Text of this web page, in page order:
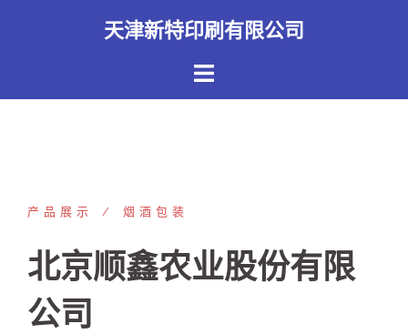
天津新特印刷有限公司
产品展示 烟酒包装
北京顺鑫农业股份有限
公司